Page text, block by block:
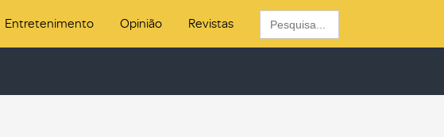
Entretenimento Opinião Revistas
Search
for: